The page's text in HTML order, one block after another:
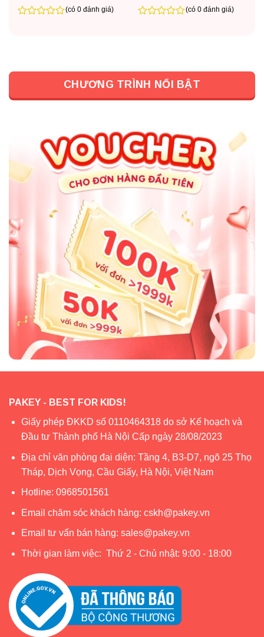
900.000₫. là:
519.000₫.
(có 0 đánh giá)
899.000₫. là:
550.000₫.
(có 0 đánh giá)
CHƯƠNG TRÌNH NỔI BẬT
PAKEY - BEST FOR KIDS!
Giấy phép ĐKKD số 0110464318 do sở Kế hoạch và
Đầu tư Thành phố Hà Nội Cấp ngày 28/08/2023
Địa chỉ văn phòng đại diện: Tầng 4, B3-D7, ngõ 25 Thọ
Tháp, Dịch Vọng, Cầu Giấy, Hà Nội, Việt Nam
Hotline: 0968501561
Email chăm sóc khách hàng: cskh@pakey.vn
Email tư vấn bán hàng: sales@pakey.vn
Thời gian làm việc: Thứ 2 - Chủ nhật: 9:00 - 18:00